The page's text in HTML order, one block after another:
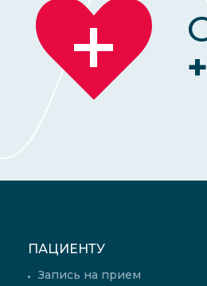
ПАЦИЕНТУ
Запись на прием